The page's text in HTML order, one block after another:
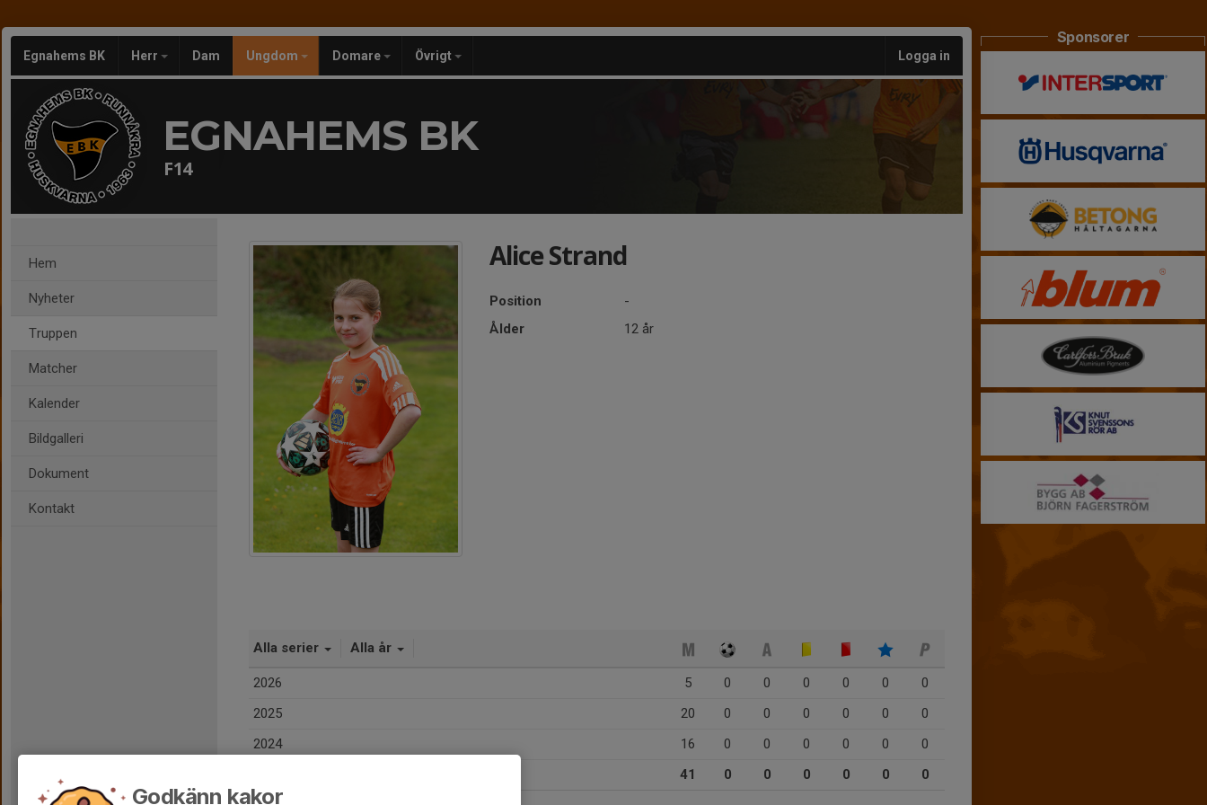
Egnahems BK Herr Dam Ungdom Domare Övrigt Logga in
EGNAHEMS BK
F14
Hem
Nyheter
Truppen
Matcher
Kalender
Bildgalleri
Dokument
Kontakt
Alice Strand
Position
-
Ålder
12 år
Alla serier Alla år
2026 5 0 0 0 0 0
0
2025
20 0 0 0 0 0
0
2024
16 0 0 0 0 0
0
41 0 0 0 0 0 0
Sponsorer
Godkänn kakor